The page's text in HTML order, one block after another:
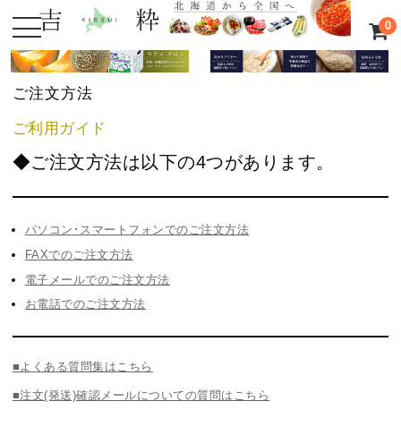
0
ご注文方法
ご利用ガイド
◆ご注文方法は以下の4つがあります。
パソコン･スマートフォンでのご注文方法
FAXでのご注文方法
電子メールでのご注文方法
お電話でのご注文方法
■よくある質問集はこちら
■注文(発送)確認メールについての質問はこちら